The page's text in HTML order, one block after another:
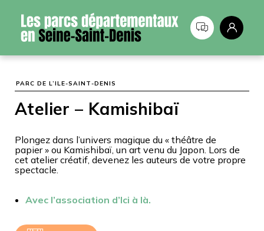
PARC DE L’ILE-SAINT-DENIS
Atelier – Kamishibaï
Plongez dans l’univers magique du « théâtre de
papier » ou Kamishibaï, un art venu du Japon. Lors de
cet atelier créatif, devenez les auteurs de votre propre
spectacle.
Avec l’association d’Ici à là.